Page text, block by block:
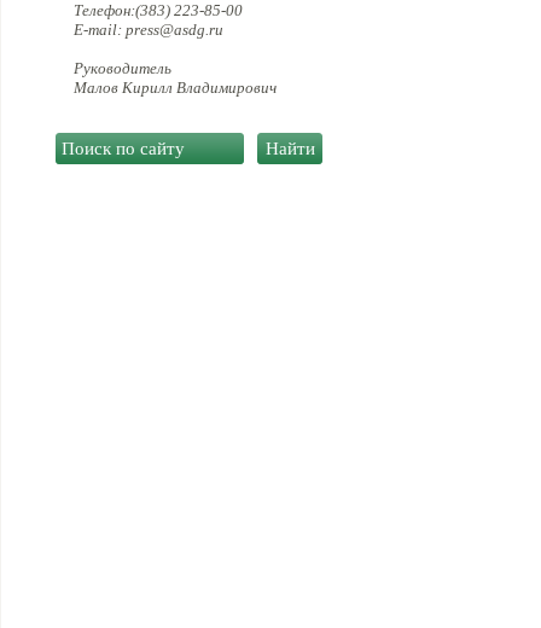
Телефон:(383) 223-85-00
E-mail: press@asdg.ru
Руководитель
Малов Кирилл Владимирович